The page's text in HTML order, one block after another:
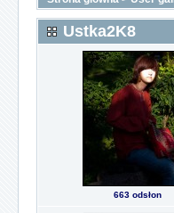
Ustka2K8
663 odsłon